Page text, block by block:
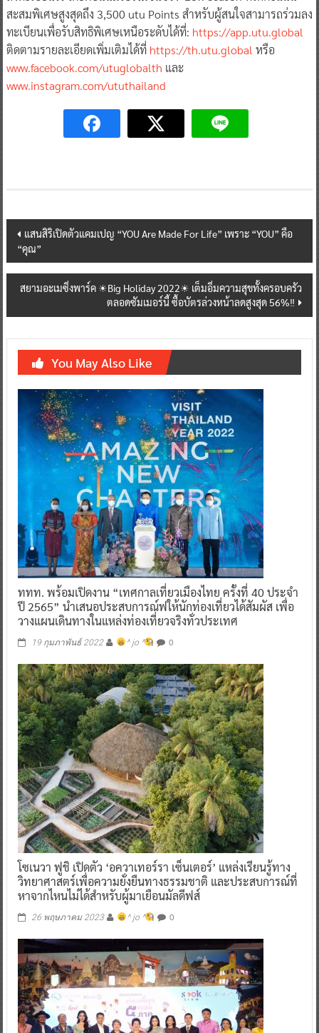
สะสมพิเศษสูงสุดถึง 3,500 utu Points สำหรับผู้สนใจสามารถร่วมลง
ทะเบียนเพื่อรับสิทธิพิเศษเหนือระดับได้ที่: https://app.utu.global
ติดตามรายละเอียดเพิ่มเติมได้ที่ https://th.utu.global หรือ
www.facebook.com/utuglobalth และ
www.instagram.com/ututhailand
Post
navigation
แสนสิริเปิดตัวแคมเปญ “YOU Are Made For Life” เพราะ “YOU” คือ
“คุณ”
สยามอะเมซิ่งพาร์ค ☀Big Holiday 2022☀ เต็มอิ่มความสุขทั้งครอบครัว
ตลอดซัมเมอร์นี้ ซื้อบัตรล่วงหน้าลดสูงสุด 56%‼
You May Also Like
ททท. พร้อมเปิดงาน “เทศกาลเที่ยวเมืองไทย ครั้งที่ 40 ประจำ
ปี 2565” นำเสนอประสบการณ์ฟให้นักท่องเที่ยวได้สัมผัส เพื่อ
วางแผนเดินทางในแหล่งท่องเที่ยวจริงทั่วประเทศ
19 กุมภาพันธ์ 2022 ^ jo ^ 0
โซเนวา ฟูชิ เปิดตัว ‘อควาเทอร์รา เซ็นเตอร์’ แหล่งเรียนรู้ทาง
วิทยาศาสตร์เพื่อความยั่งยืนทางธรรมชาติ และประสบการณ์ที่
หาจากไหนไม่ได้สำหรับผู้มาเยือนมัลดีฟส์
26 พฤษภาคม 2023 ^ jo ^ 0